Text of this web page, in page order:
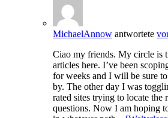
MichaelAnnow antwortete
Ciao my friends. My circle is
articles here. I’ve been
for weeks and I will be sure
by. The other day I was
rated sites trying to locate
questions. Now I am hoping